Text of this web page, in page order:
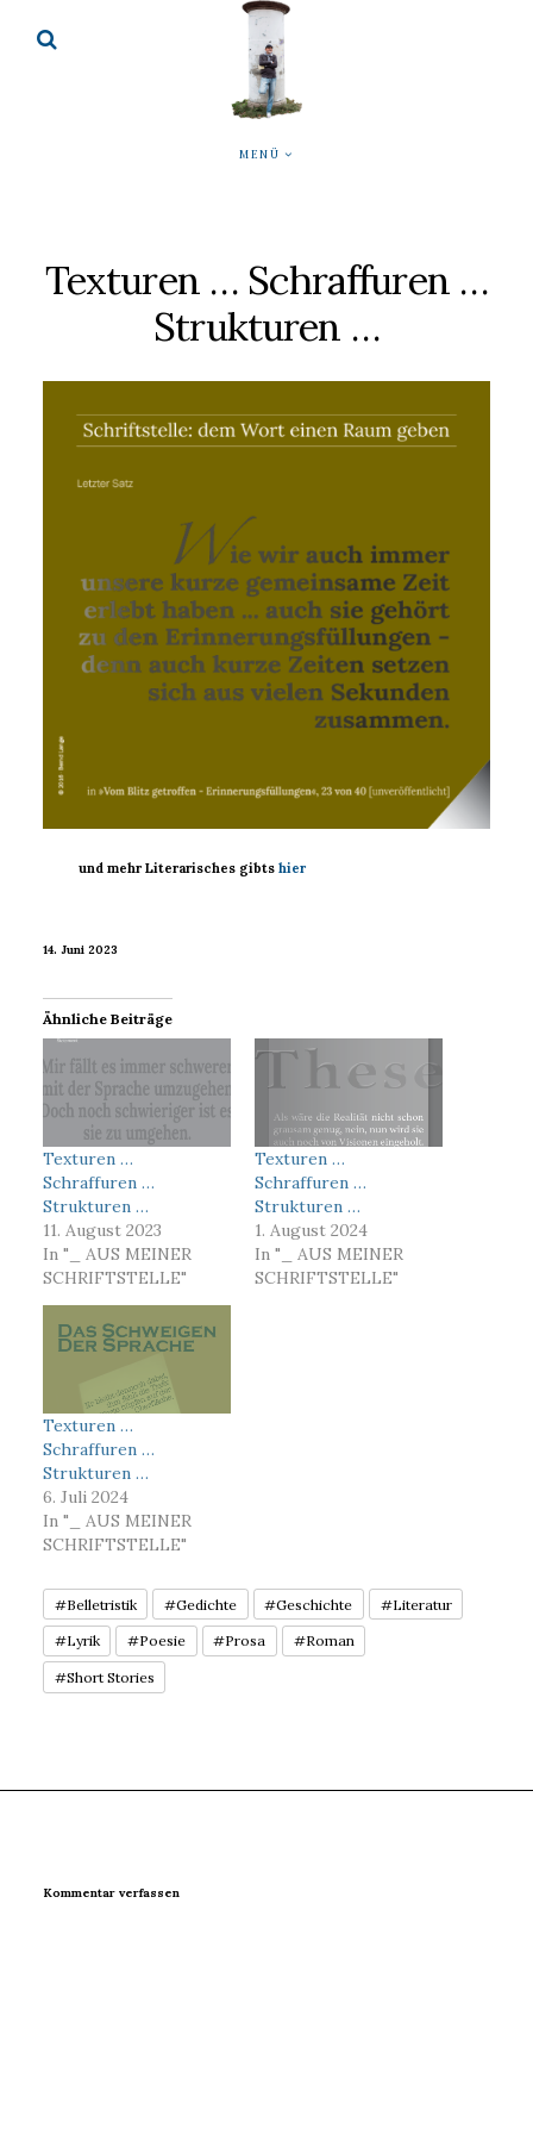
MENÜ
Texturen … Schraffuren …
Strukturen …
und mehr Literarisches gibtshier
14. Juni 2023
Ähnliche Beiträge
Texturen …
Schraffuren …
Strukturen …
11. August 2023
In "_ AUS MEINER
SCHRIFTSTELLE"
Texturen …
Schraffuren …
Strukturen …
1. August 2024
In "_ AUS MEINER
SCHRIFTSTELLE"
Texturen …
Schraffuren …
Strukturen …
6. Juli 2024
In "_ AUS MEINER
SCHRIFTSTELLE"
#Belletristik #Gedichte #Geschichte #Literatur
#Lyrik #Poesie #Prosa #Roman
#Short Stories
Kommentar verfassen